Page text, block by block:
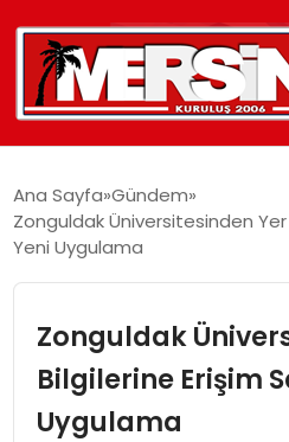
YAŞAM
EĞITIM
Ana Sayfa Gündem
Zonguldak Üniversitesinden
Yeni Uygulama
Zonguldak
Bilgilerine Erişim
Uygulama